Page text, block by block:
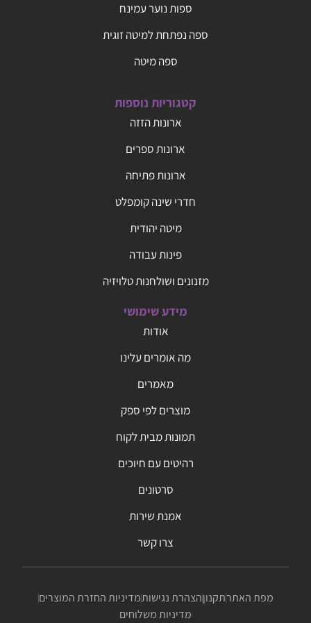
ספות נוער עמינח
ספה נפתחת למיטה זוגית
ספה מיטה
קטגוריות נוספות
ארונות הזזה
ארונות ספרים
ארונות פתיחה
חדרי שינה קומפלט
מיטה יהודית
פינות עבודה
מזנונים ושולחנות טלויזיה
מידע שימושי
אודות
מה אומרים עלינו
מאמרים
מוצרים לפי ספק
תמונות מבית לקוח
רהיטים עם חיוכים
סרטונים
אמנת שירות
צרו קשר
מפת האתרתקנוןהצהרת נגישותמדיניות החזרת המוצרים
מדיניות משלוחים